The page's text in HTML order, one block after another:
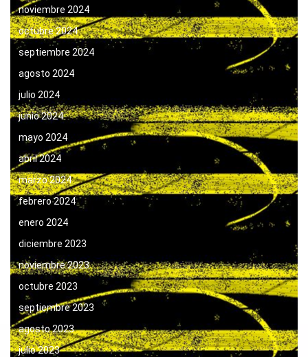
noviembre 2024
octubre 2024
septiembre 2024
agosto 2024
julio 2024
junio 2024
mayo 2024
abril 2024
marzo 2024
febrero 2024
enero 2024
diciembre 2023
noviembre 2023
octubre 2023
septiembre 2023
agosto 2023
julio 2023